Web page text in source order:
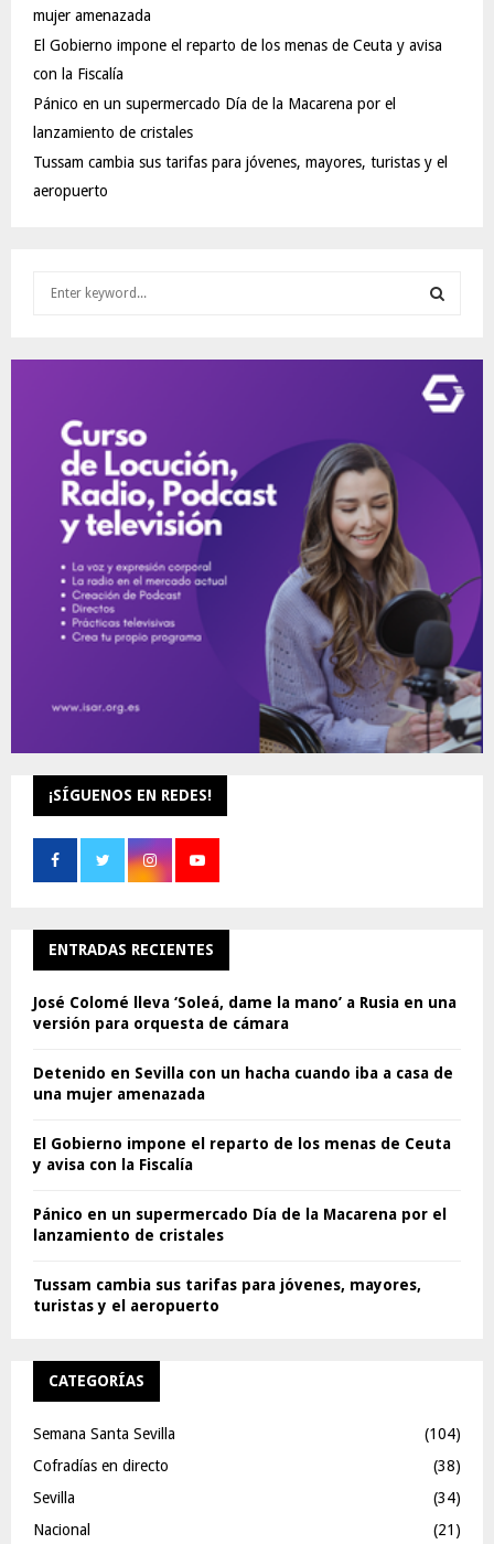
mujer amenazada
El Gobierno impone el reparto de los menas de Ceuta y avisa
con la Fiscalía
Pánico en un supermercado Día de la Macarena por el
lanzamiento de cristales
Tussam cambia sus tarifas para jóvenes, mayores, turistas y el
aeropuerto
E
¡SÍGUENOS EN REDES!
ENTRADAS RECIENTES
José Colomé lleva ‘Soleá, dame la mano’ a Rusia en una
versión para orquesta de cámara
Detenido en Sevilla con un hacha cuando iba a casa de
una mujer amenazada
El Gobierno impone el reparto de los menas de Ceuta
y avisa con la Fiscalía
Pánico en un supermercado Día de la Macarena por el
lanzamiento de cristales
Tussam cambia sus tarifas para jóvenes, mayores,
turistas y el aeropuerto
CATEGORÍAS
Semana Santa Sevilla
(104)
Cofradías en directo
(38)
Sevilla
(34)
Nacional
(21)